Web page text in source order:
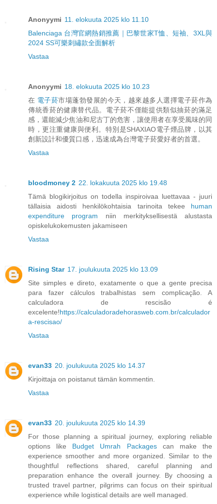
Anonyymi 11. elokuuta 2025 klo 11.10
Balenciaga 台灣官網熱銷推薦｜巴黎世家T恤、短袖、3XL與
2024 SS可樂刺繡款全面解析
Vastaa
Anonyymi 18. elokuuta 2025 klo 10.23
在 電子菸市場蓬勃發展的今天，越來越多人選擇電子菸作為
傳統香菸的健康替代品。電子菸不僅能提供類似抽菸的滿足
感，還能減少焦油和尼古丁的危害，讓使用者在享受風味的同
時，更注重健康與便利。特別是SHAXIAO電子煙品牌，以其
創新設計和優質口感，迅速成為台灣電子菸愛好者的首選。
Vastaa
bloodmoney 2 22. lokakuuta 2025 klo 19.48
Tämä blogikirjoitus on todella inspiroivaa luettavaa - juuri
tällaisia aidosti henkilökohtaisia tarinoita tekee human
expenditure program niin merkityksellisestä alustasta
opiskelukokemusten jakamiseen
Vastaa
Rising Star 17. joulukuuta 2025 klo 13.09
Site simples e direto, exatamente o que a gente precisa
para fazer cálculos trabalhistas sem complicação. A
calculadora de rescisão é
excelente!https://calculadoradehorasweb.com.br/calculador
a-rescisao/
Vastaa
evan33 20. joulukuuta 2025 klo 14.37
Kirjoittaja on poistanut tämän kommentin.
Vastaa
evan33 20. joulukuuta 2025 klo 14.39
For those planning a spiritual journey, exploring reliable
options like Budget Umrah Packagescan make the
experience smoother and more organized. Similar to the
thoughtful reflections shared, careful planning and
preparation enhance the overall journey. By choosing a
trusted travel partner, pilgrims can focus on their spiritual
experience while logistical details are well managed.